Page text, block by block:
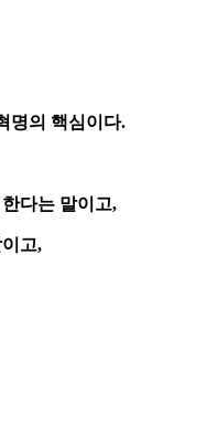
명의 핵심이다.
다는 말이고,
고,